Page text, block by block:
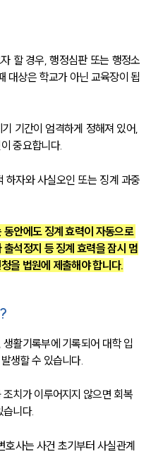
개
할 경우, 행정심판 또는 행정소
대상은 학교가 아닌 교육장이 됩
기간이 엄격하게 정해져 있어,
중요합니다.
하자와 사실오인 또는 징계 과중
안에도 징계 효력이 자동으로
석정지 등 징계 효력을 잠시 멈
을 법원에 제출해야 합니다.
활기록부에 기록되어 대학 입
생할 수 있습니다.
치가 이루어지지 않으면 회복
니다.
호사는 사건 초기부터 사실관계